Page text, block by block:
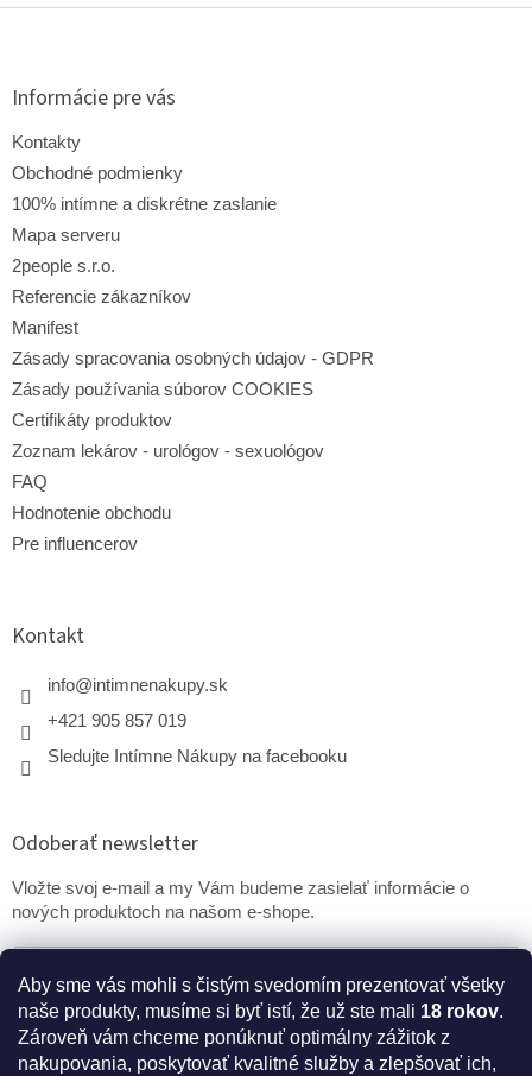
Aby sme vás mohli s čistým svedomím prezentovať všetky
naše produkty, musíme si byť istí, že už ste mali 18 rokov.
Zároveň vám chceme ponúknuť optimálny zážitok z
nakupovania, poskytovať kvalitné služby a zlepšovať ich,
Z
Informácie pre vás
Kontakty
Obchodné podmienky
100% intímne a diskrétne zaslanie
Mapa serveru
2people s.r.o.
Referencie zákazníkov
Manifest
Zásady spracovania osobných údajov - GDPR
Zásady používania súborov COOKIES
Certifikáty produktov
Zoznam lekárov - urológov - sexuológov
FAQ
Hodnotenie obchodu
Pre influencerov
Kontakt
info@intimnenakupy.sk
+421 905 857 019
Sledujte Intímne Nákupy na facebooku
Odoberať newsletter
Vložte svoj e-mail a my Vám budeme zasielať informácie o
nových produktoch na našom e-shope.
PRIHLÁSIŤ SA